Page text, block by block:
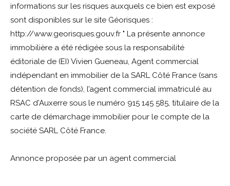
informations sur les risques auxquels ce bien est exposé
sont disponibles sur le site Géorisques :
http://www.georisques.gouv.fr " La présente annonce
immobilière a été rédigée sous la responsabilité
éditoriale de (EI) Vivien Gueneau, Agent commercial
indépendant en immobilier de la SARL Côté France (sans
détention de fonds), l’agent commercial immatriculé au
RSAC d'Auxerre sous le numéro 915 145 585, titulaire de la
carte de démarchage immobilier pour le compte de la
société SARL Côté France.
Annonce proposée par un agent commercial